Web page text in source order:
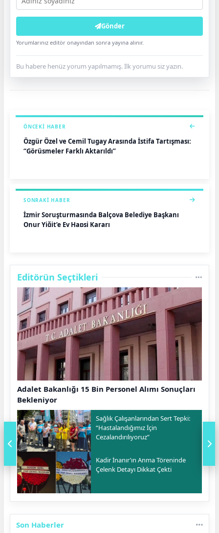
Gönder
Yorumlarınız editör onayından sonra yayına alınır.
Bu habere henüz yorum yapılmamış. İlk yorumu siz yazın.
ÖNCEKI HABER
Özgür Özel ve Cemil Tugay Arasında İstifa Tartışması:
“Görüşmeler Farklı Aktarıldı”
SONRAKI HABER
İzmir Soruşturmasında Balçova Belediye Başkanı
Onur Yiğit’e Ev Hapsi Kararı
Editörün Seçtikleri
Adalet Bakanlığı 15 Bin Personel Alımı Sonuçları
Bekleniyor
Sağlık Çalışanlarından Sert Tepki:
“Hastalandığımız İçin
Cezalandırılıyoruz”
Kadir İnanır’ın Anma Töreninde
Çelenk Detayı Dikkat Çekti
Son Haberler